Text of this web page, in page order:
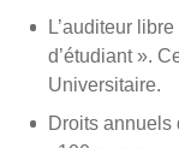
L’auditeur
d’étudiant ».
Universitaire.
Droits annuels